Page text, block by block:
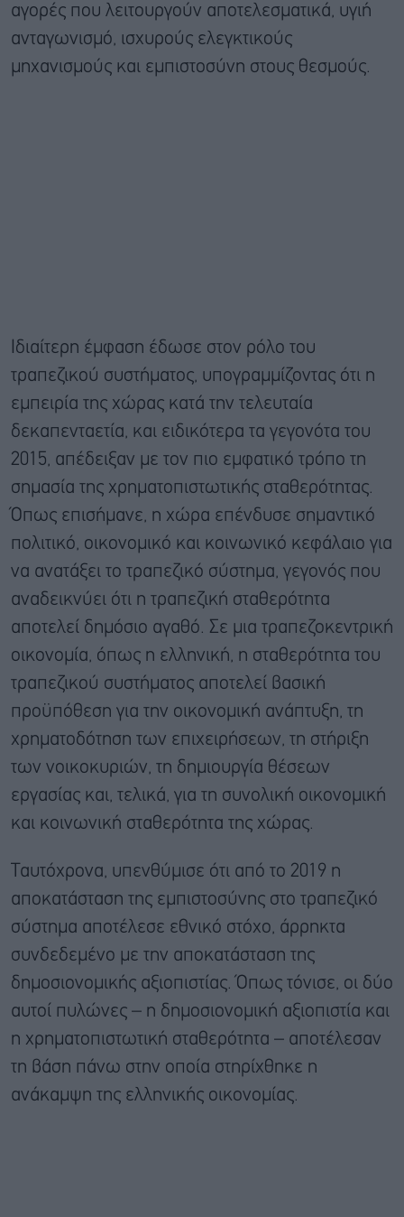
αγορές που λειτουργούν αποτελεσματικά, υγιή
ανταγωνισμό, ισχυρούς ελεγκτικούς
μηχανισμούς και εμπιστοσύνη στους θεσμούς.
Ιδιαίτερη έμφαση έδωσε στον ρόλο του
τραπεζικού συστήματος, υπογραμμίζοντας ότι η
εμπειρία της χώρας κατά την τελευταία
δεκαπενταετία, και ειδικότερα τα γεγονότα του
2015, απέδειξαν με τον πιο εμφατικό τρόπο τη
σημασία της χρηματοπιστωτικής σταθερότητας.
Όπως επισήμανε, η χώρα επένδυσε σημαντικό
πολιτικό, οικονομικό και κοινωνικό κεφάλαιο για
να ανατάξει το τραπεζικό σύστημα, γεγονός που
αναδεικνύει ότι η τραπεζική σταθερότητα
αποτελεί δημόσιο αγαθό. Σε μια τραπεζοκεντρική
οικονομία, όπως η ελληνική, η σταθερότητα του
τραπεζικού συστήματος αποτελεί βασική
προϋπόθεση για την οικονομική ανάπτυξη, τη
χρηματοδότηση των επιχειρήσεων, τη στήριξη
των νοικοκυριών, τη δημιουργία θέσεων
εργασίας και, τελικά, για τη συνολική οικονομική
και κοινωνική σταθερότητα της χώρας.
Ταυτόχρονα, υπενθύμισε ότι από το 2019 η
αποκατάσταση της εμπιστοσύνης στο τραπεζικό
σύστημα αποτέλεσε εθνικό στόχο, άρρηκτα
συνδεδεμένο με την αποκατάσταση της
δημοσιονομικής αξιοπιστίας. Όπως τόνισε, οι δύο
αυτοί πυλώνες – η δημοσιονομική αξιοπιστία και
η χρηματοπιστωτική σταθερότητα – αποτέλεσαν
τη βάση πάνω στην οποία στηρίχθηκε η
ανάκαμψη της ελληνικής οικονομίας.